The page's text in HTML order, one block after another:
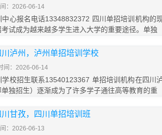
：2026-06-14
中心报名电话13348832372 四川单招培训机构的
试成为越来越多学生进入大学的重要途径。单独
泸州，泸州单招培训学校
间：2026-06-14
学校招生联系13540123367 单招培训机构在四川
独招生）逐渐成为了许多学子通往高等教育的重
甘孜，四川单招培训班
：2026-06-13